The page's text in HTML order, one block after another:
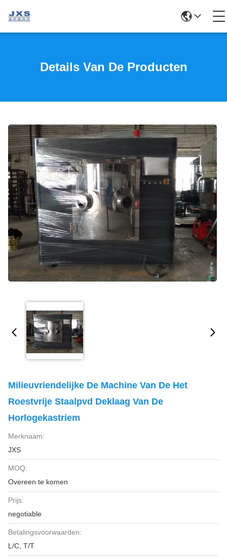
Details Van De Producten
Milieuvriendelijke De Machine Van De Het
Roestvrije Staalpvd Deklaag Van De
Horlogekastriem
Merknaam:
JXS
MOQ:
Overeen te komen
Prijs:
negotiable
Betalingsvoorwaarden:
L/C, T/T